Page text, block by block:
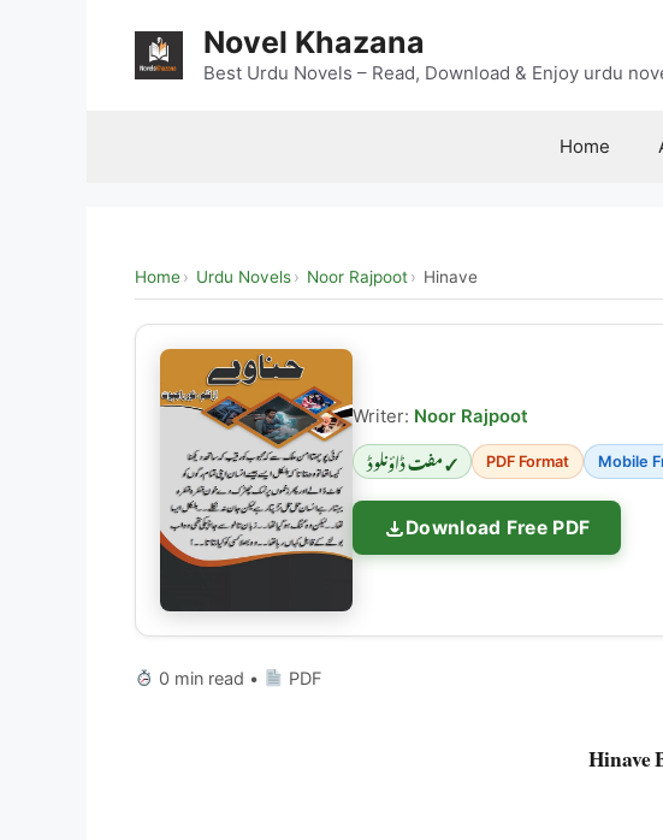
Novel Khazana
Best Urdu Novels – Read, Download & Enjoy urdu
Home
Home Urdu Novels Noor Rajpoot Hinave
Writer: Noor Rajpoot
✓ مفت ڈاؤنلوڈ PDF Format Mobile
Download Free PDF
0 min read • PDF
Hinave